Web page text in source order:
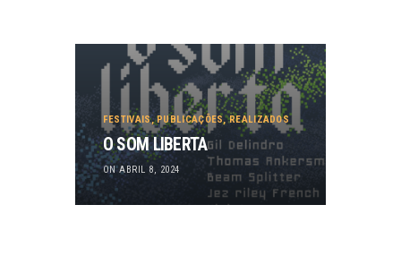
FESTIVAIS,PUBLICAÇÕES,REALIZADOS
O SOM LIBERTA
ON ABRIL 8, 2024